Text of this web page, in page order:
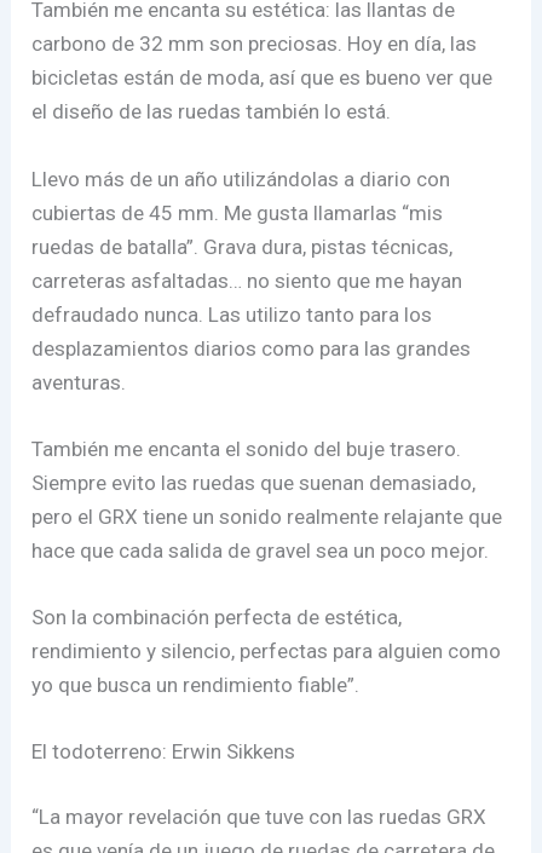
También me encanta su estética: las llantas de
carbono de 32 mm son preciosas. Hoy en día, las
bicicletas están de moda, así que es bueno ver que
el diseño de las ruedas también lo está.
Llevo más de un año utilizándolas a diario con
cubiertas de 45 mm. Me gusta llamarlas “mis
ruedas de batalla”. Grava dura, pistas técnicas,
carreteras asfaltadas… no siento que me hayan
defraudado nunca. Las utilizo tanto para los
desplazamientos diarios como para las grandes
aventuras.
También me encanta el sonido del buje trasero.
Siempre evito las ruedas que suenan demasiado,
pero el GRX tiene un sonido realmente relajante que
hace que cada salida de gravel sea un poco mejor.
Son la combinación perfecta de estética,
rendimiento y silencio, perfectas para alguien como
yo que busca un rendimiento fiable”.
El todoterreno: Erwin Sikkens
“La mayor revelación que tuve con las ruedas GRX